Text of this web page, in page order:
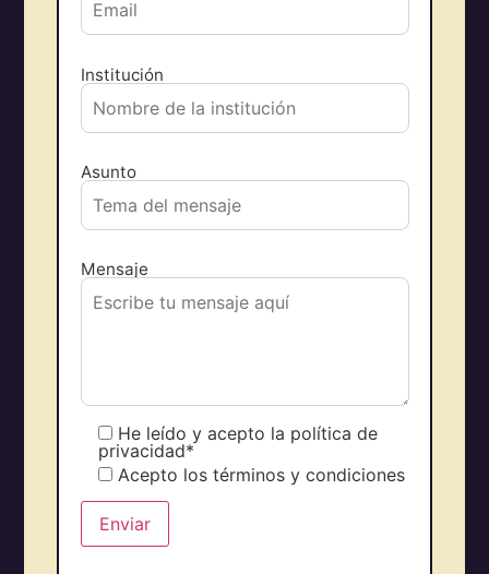
Institución
Asunto
Mensaje
He leído y acepto la política de
privacidad*
Acepto los términos y condiciones